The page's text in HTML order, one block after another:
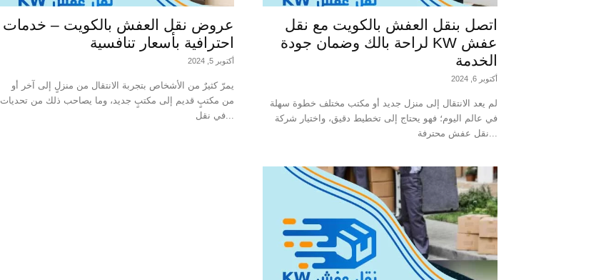
اتصل بنقل العفش بالكويت مع نقل
عفش KW لراحة بالك وضمان جودة
الخدمة
أكتوبر 6, 2024
لم يعد الانتقال إلى منزل جديد أو مكتب مختلف خطوة سهلة
في عالم اليوم؛ فهو يحتاج إلى تخطيط دقيق، واختيار شركة
عروض نقل العفش بالكويت – خدمات
احترافية بأسعار تنافسية
أكتوبر 5, 2024
يمرّ كثيرٌ من الأشخاص بتجربة الانتقال من منزلٍ إلى آخر أو
من مكتبٍ قديم إلى مكتبٍ جديد، وما يصاحب ذلك من تحديات
في نقل...